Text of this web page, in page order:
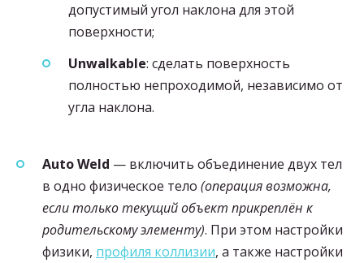
допустимый угол наклона для этой
поверхности;
Unwalkable: сделать поверхность
полностью непроходимой, независимо от
угла наклона.
Auto Weld — включить объединение двух тел
в одно физическое тело (операция возможна,
если только текущий объект прикреплён к
родительскому элементу). При этом настройки
физики, профиля коллизии, а также настройки